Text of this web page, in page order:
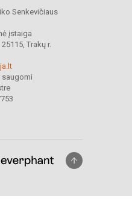
Senkevičiaus
įstaiga
Trakų r.
saugomi